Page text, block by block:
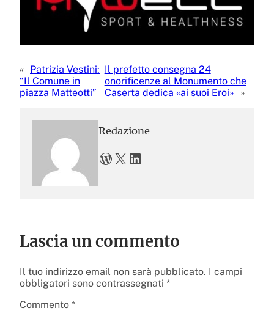
« Patrizia Vestini:
“Il Comune in
piazza Matteotti”
Il prefetto consegna 24
onorificenze al Monumento che
Caserta dedica «ai suoi Eroi»
»
Redazione
WordPress X LinkedIn
Lascia un commento
Il tuo indirizzo email non sarà pubblicato. I campi
obbligatori sono contrassegnati *
Commento *